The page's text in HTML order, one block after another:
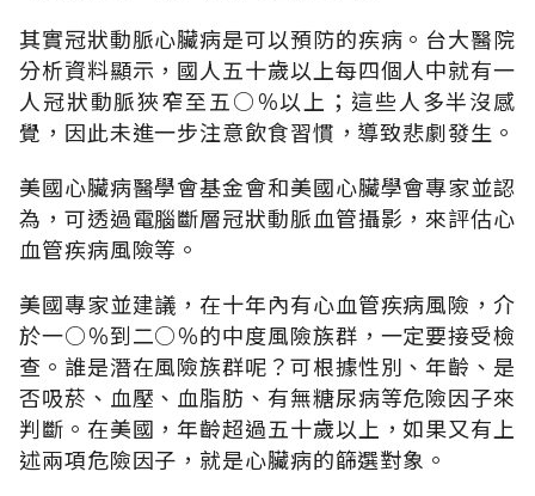
其實冠狀動脈心臟病是可以預防的疾病。台大醫院
分析資料顯示，國人五十歲以上每四個人中就有一
人冠狀動脈狹窄至五○％以上；這些人多半沒感
覺，因此未進一步注意飲食習慣，導致悲劇發生。
美國心臟病醫學會基金會和美國心臟學會專家並認
為，可透過電腦斷層冠狀動脈血管攝影，來評估心
血管疾病風險等。
美國專家並建議，在十年內有心血管疾病風險，介
於一○％到二○％的中度風險族群，一定要接受檢
查。誰是潛在風險族群呢？可根據性別、年齡、是
否吸菸、血壓、血脂肪、有無糖尿病等危險因子來
判斷。在美國，年齡超過五十歲以上，如果又有上
述兩項危險因子，就是心臟病的篩選對象。